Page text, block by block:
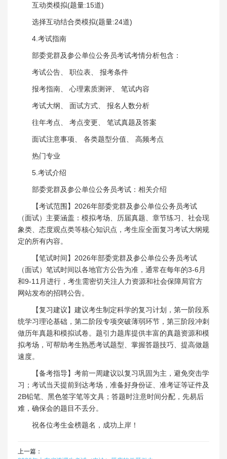
互动类模拟(题量:15道)
选择互动结合类模拟(题量:24道)
4.考试指南
部委党群及参公单位公务员考试考情分析包含：
考试公告、 职位表、 报考条件
报考指南、 心理素质测评、 笔试内容
考试大纲、 面试方式、 报名人数分析
往年考点、 考点变更、 笔试真题及答案
面试注意事项、 各类题型分值、 高频考点
热门专业
5.考试介绍
部委党群及参公单位公务员考试：相关介绍
【考试范围】2026年部委党群及参公单位公务员考试
（面试）主要涵盖：模拟考场、历届真题、章节练习、社会现
象类、态度观点类等核心知识点，考生应全面复习考试大纲规
定的所有内容。
【笔试时间】2026年部委党群及参公单位公务员考试
（面试）笔试时间以各地官方公告为准，通常在每年的3-6月
和9-11月进行，考生需密切关注人力资源和社会保障局官方
网站发布的招聘公告。
【复习建议】建议考生制定科学的复习计划，第一阶段系
统学习理论基础，第二阶段专项突破薄弱环节，第三阶段冲刺
做历年真题和模拟试卷。题引力题库提供丰富的真题资源和模
拟考场，可帮助考生熟悉考试题型、掌握答题技巧、提高做题
速度。
【备考指导】考前一周建议以复习巩固为主，避免突击学
习；考试当天提前到达考场，准备好身份证、准考证等证件及
2B铅笔、黑色签字笔等文具；答题时注意时间分配，先易后
难，确保会的题目不丢分。
祝各位考生金榜题名，成功上岸！
上一篇：